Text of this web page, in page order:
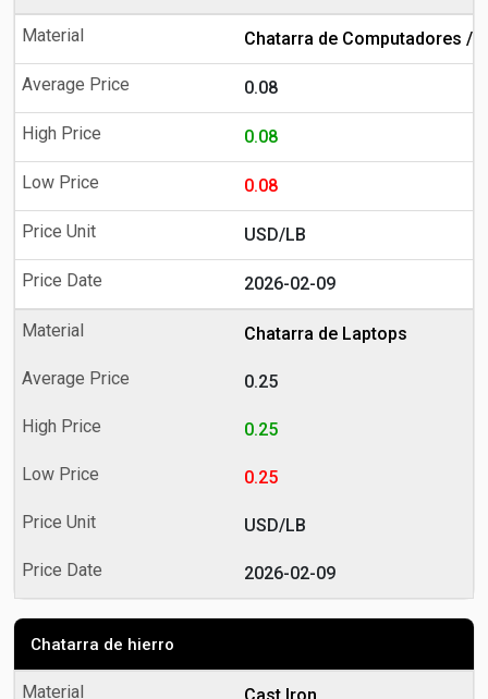
Chatarra de Computadores /
0.08
0.08
0.08
USD/LB
2026-02-09
Chatarra de Laptops
0.25
0.25
0.25
USD/LB
2026-02-09
Chatarra de hierro